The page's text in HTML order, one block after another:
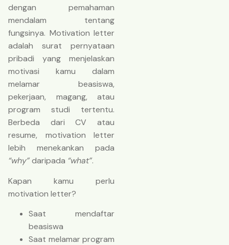
dengan pemahaman
mendalam tentang
fungsinya. Motivation letter
adalah surat pernyataan
pribadi yang menjelaskan
motivasi kamu dalam
melamar beasiswa,
pekerjaan, magang, atau
program studi tertentu.
Berbeda dari CV atau
resume, motivation letter
lebih menekankan pada
“why”daripada “what”.
Kapan kamu perlu
motivation letter?
Saat mendaftar
beasiswa
Saat melamar program